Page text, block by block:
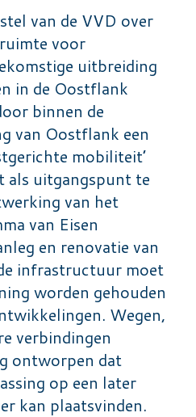
van de VVD over
voor
uitbreiding
in de Oostflank
binnen de
van Oostflank een
mobiliteit’
als uitgangspunt te
van het
van Eisen
en renovatie van
infrastructuur moet
worden gehouden
Wegen,
verbindingen
ontworpen dat
op een later
kan plaatsvinden.